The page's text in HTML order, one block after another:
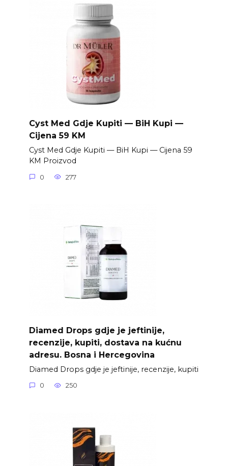
Cyst Med Gdje Kupiti — BiH Kupi —
Cijena 59 KM
Cyst Med Gdje Kupiti — BiH Kupi — Cijena 59
KM Proizvod
0 277
Diamed Drops gdje je jeftinije,
recenzije, kupiti, dostava na kućnu
adresu. Bosna i Hercegovina
Diamed Drops gdje je jeftinije, recenzije, kupiti
0 250